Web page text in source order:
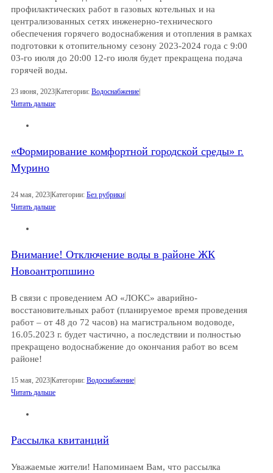
профилактических работ в газовых котельных и на
централизованных сетях инженерно-технического
обеспечения горячего водоснабжения и отопления в рамках
подготовки к отопительному сезону 2023-2024 года с 9:00
03-го июля до 20:00 12-го июля будет прекращена подача
горячей воды.
23 июня, 2023Категории: Водоснабжение
Читать дальше
«Формирование комфортной городской среды» г.
Мурино
24 мая, 2023Категории: Без рубрики
Читать дальше
Внимание! Отключение воды в районе ЖК
Новоантропшино
В связи с проведением АО «ЛОКС» аварийно-
восстановительных работ (планируемое время проведения
работ – от 48 до 72 часов) на магистральном водоводе,
16.05.2023 г. будет частично, а последствии и полностью
прекращено водоснабжение до окончания работ во всем
районе!
15 мая, 2023Категории: Водоснабжение
Читать дальше
Рассылка квитанций
Уважаемые жители! Напоминаем Вам, что рассылка